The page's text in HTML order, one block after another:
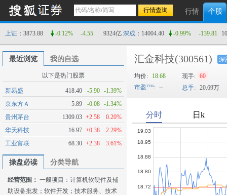
行情 个股
上证 ：3873.88 -0.12% -4.55 9324亿 深成 ：14004.40 -0.99% -139.81
最近浏览 我的自选
以下是热门股票
新易盛 418.40 -5.90 -1.39%
京东方Ａ
5.89 -0.08 -1.34%
贵州茅台
1309.03 +2.58
0.20%
华天科技
16.97 +0.38
2.29%
工业富联
68.30 +2.38 3.61%
操盘必读 分类导航
经营范围： 一般项目：计算机软硬件及辅
助设备批发；软件开发；技术服务、技术
汇金科技(300561) 深
均价: 18.68 现手: 60
市盈
: -- 总手: 20.69万